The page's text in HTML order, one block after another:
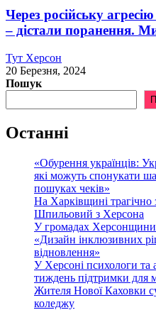
Через російську
– дістали поранення.
Тут Херсон
20 Березня, 2024
Пошук
Останні
«Обурення українців:
які можуть спонукати
пошуках чеків»
На Харківщині трагічно
Шпильовий з Херсона
У громадах Херсонщини
«Дизайн інклюзивних
відновлення»
У Херсоні психологи та
тиждень підтримки для
Жителя Нової Каховки
коледжу